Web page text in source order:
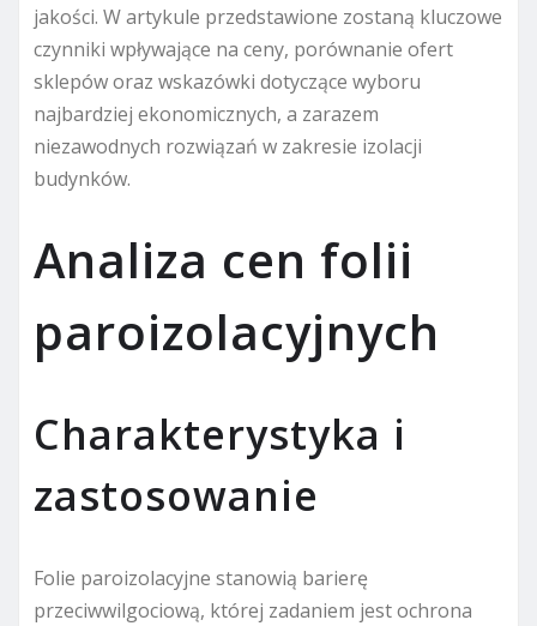
jakości. W artykule przedstawione zostaną kluczowe
czynniki wpływające na ceny, porównanie ofert
sklepów oraz wskazówki dotyczące wyboru
najbardziej ekonomicznych, a zarazem
niezawodnych rozwiązań w zakresie izolacji
budynków.
Analiza cen folii
paroizolacyjnych
Charakterystyka i
zastosowanie
Folie paroizolacyjne stanowią barierę
przeciwwilgociową, której zadaniem jest ochrona